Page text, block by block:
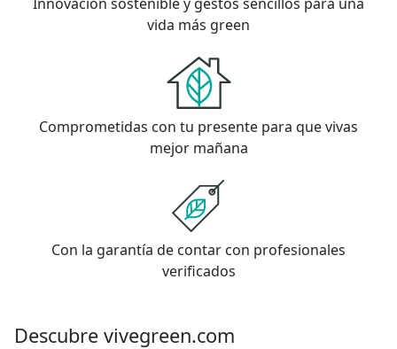
vida más green
Comprometidas con tu presente para que vivas
mejor mañana
Con la garantía de contar con profesionales
verificados
Descubre vivegreen.com